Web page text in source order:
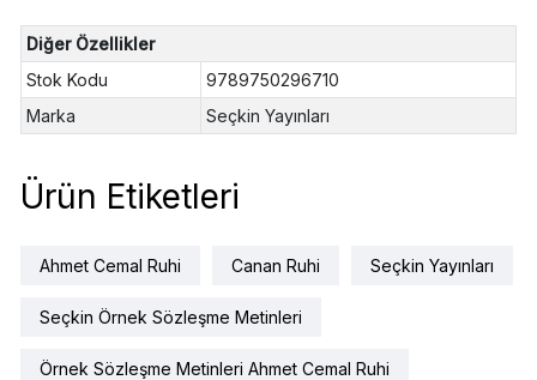
Diğer Özellikler
Stok Kodu
9789750296710
Marka
Seçkin Yayınları
Ürün Etiketleri
Ahmet Cemal Ruhi Canan Ruhi Seçkin Yayınları
Seçkin Örnek Sözleşme Metinleri
Örnek Sözleşme Metinleri Ahmet Cemal Ruhi